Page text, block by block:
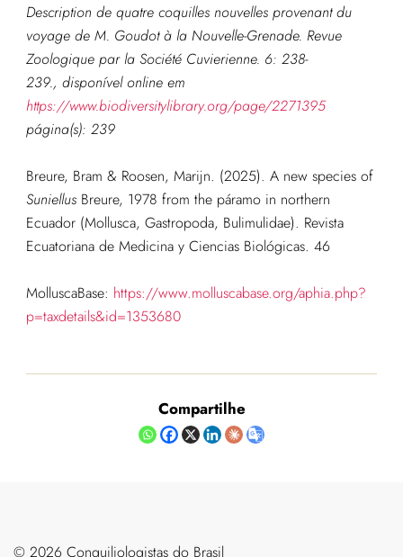
Description de quatre coquilles nouvelles provenant du
voyage de M. Goudot à la Nouvelle-Grenade. Revue
Zoologique par la Société Cuvierienne. 6: 238-
239., disponível online em
https://www.biodiversitylibrary.org/page/2271395
página(s): 239
Breure, Bram & Roosen, Marijn. (2025). A new species of
SuniellusBreure, 1978 from the páramo in northern
Ecuador (Mollusca, Gastropoda, Bulimulidae). Revista
Ecuatoriana de Medicina y Ciencias Biológicas. 46
MolluscaBase: https://www.molluscabase.org/aphia.php?
p=taxdetails&id=1353680
Compartilhe
©️ 2026 Conquiliologistas do Brasil